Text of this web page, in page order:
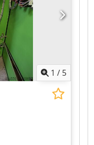
a qualquer
da área
1 / 5